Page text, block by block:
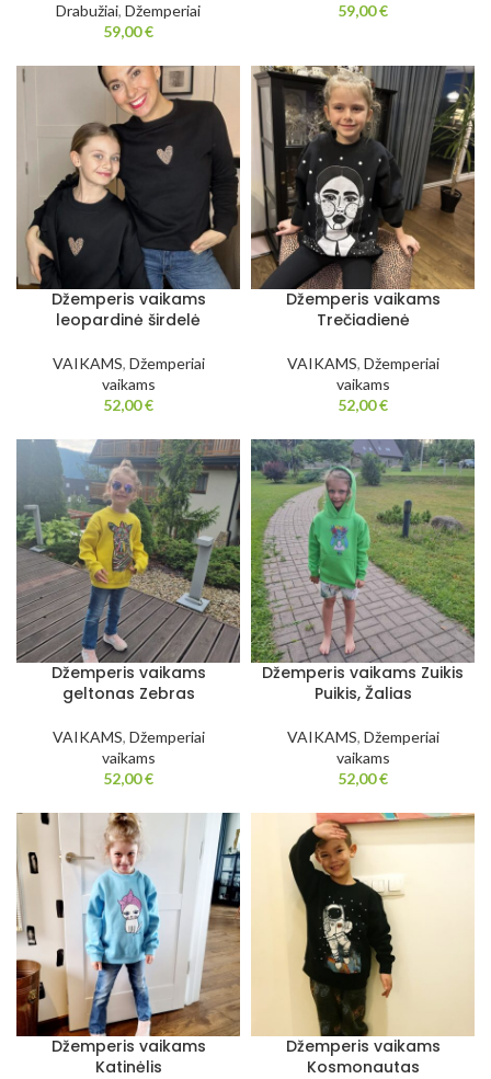
Drabužiai, Džemperiai
59,00€
59,00€
Džemperis vaikams
leopardinė širdelė
VAIKAMS, Džemperiai
vaikams
52,00€
Džemperis vaikams
Trečiadienė
VAIKAMS, Džemperiai
vaikams
52,00€
Džemperis vaikams
geltonas Zebras
VAIKAMS, Džemperiai
vaikams
52,00€
Džemperis vaikams Zuikis
Puikis, Žalias
VAIKAMS, Džemperiai
vaikams
52,00€
Džemperis vaikams
Katinėlis
Džemperis vaikams
Kosmonautas